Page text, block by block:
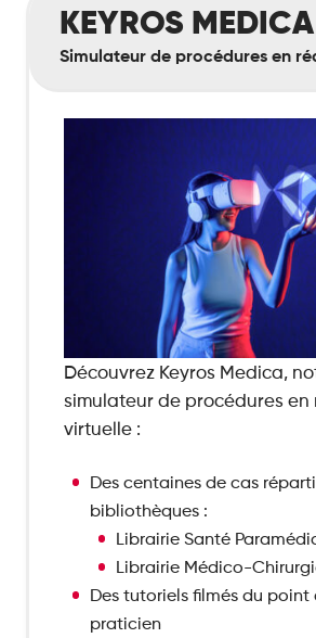
MedicaKEYROS MEDICA
Simulateur de procédures en
Découvrez Keyros Medica,
simulateur de procédures en
virtuelle :
Des centaines de cas
bibliothèques :
Librairie Santé
Librairie Médico-
Des tutoriels filmés du point
praticien